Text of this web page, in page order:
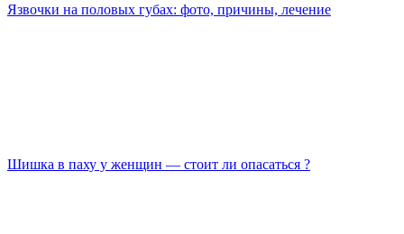
Язвочки на половых губах: фото, причины, лечение
Шишка в паху у женщин — стоит ли опасаться ?